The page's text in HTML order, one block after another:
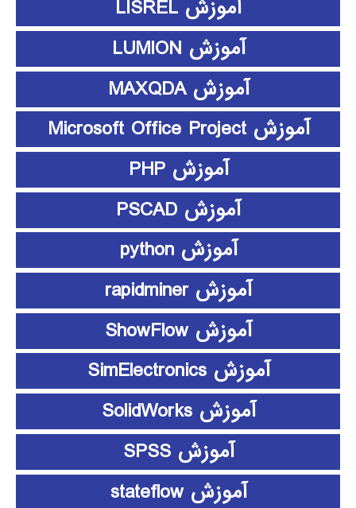
آموزش LISREL
آموزش LUMION
آموزش MAXQDA
آموزش Microsoft Office Project
آموزش PHP
آموزش PSCAD
آموزش python
آموزش rapidminer
آموزش ShowFlow
آموزش SimElectronics
آموزش SolidWorks
آموزش SPSS
آموزش stateflow